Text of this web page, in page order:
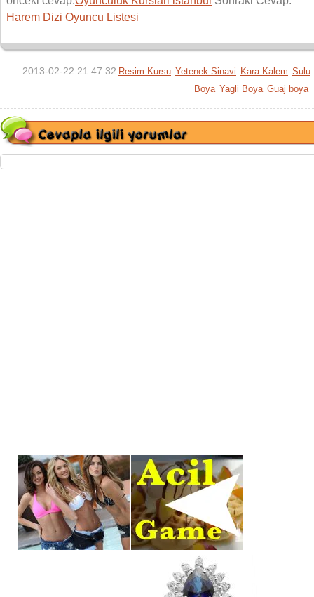
Harem Dizi Oyuncu Listesi
2013-02-22 21:47:32 Resim Kursu Yetenek Sinavi Kara Kalem Sulu
Boya Yagli Boya Guaj boya